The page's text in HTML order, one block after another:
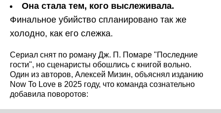
Она стала тем, кого выслеживала.
Финальное убийство спланировано так же
холодно, как его слежка.
Сериал снят по роману Дж. П. Помаре "Последние
гости", но сценаристы обошлись с книгой вольно.
Один из авторов, Алексей Мизин, объяснял изданию
Now To Love в 2025 году, что команда сознательно
добавила поворотов: